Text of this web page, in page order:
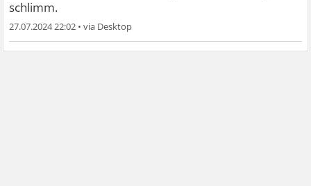
schlimm.
27.07.2024 22:02 •